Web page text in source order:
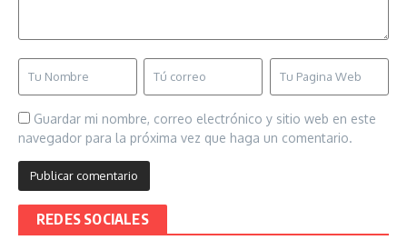
Guardar mi nombre, correo electrónico y sitio web en este
navegador para la próxima vez que haga un comentario.
REDES SOCIALES